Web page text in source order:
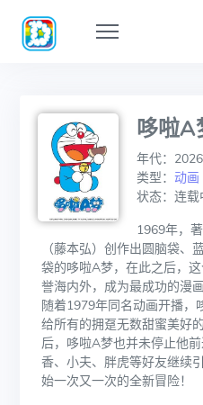
哆啦A
年代：2026
类型： 动画
状态：连载
1969年，
（藤本弘）创作出圆脑袋、
袋的哆啦A梦，在此之后，
誉海内外，成为最成功的漫画
随着1979年同名动画开播，
给所有的拥趸无数甜蜜美好
后，哆啦A梦也并未停止他
香、小夫、胖虎等好友继续
始一次又一次的全新冒险！